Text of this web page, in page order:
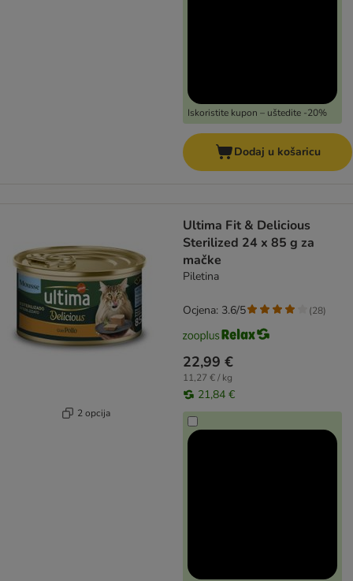
Iskoristite kupon – uštedite -20%
Dodaj u košaricu
2 opcija
Ultima Fit & Delicious
Sterilized 24 x 85 g za
mačke
Piletina
22,99 €
11,27 € / kg
21,84 €
Ocjena: 3.6/5 (28)